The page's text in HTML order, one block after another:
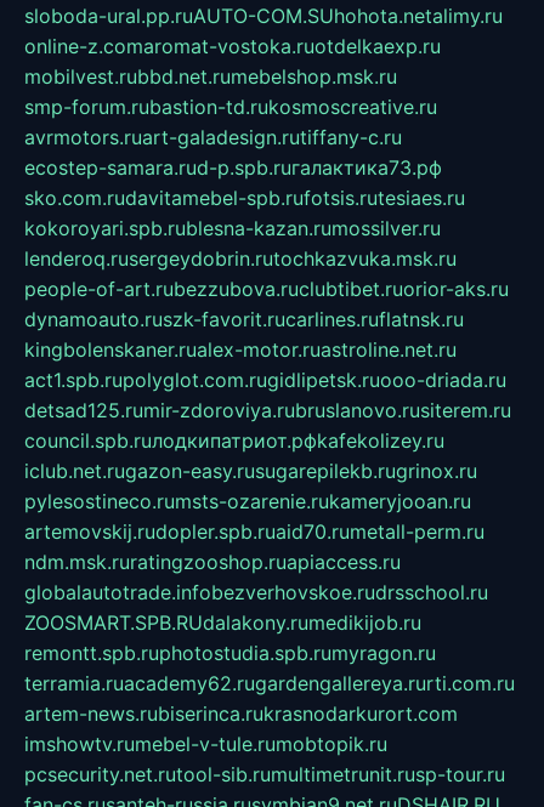
sloboda-ural.pp.ruAUTO-COM.SUhohota.netalimy.ru
online-z.comaromat-vostoka.ruotdelkaexp.ru
mobilvest.rubbd.net.rumebelshop.msk.ru
smp-forum.rubastion-td.rukosmoscreative.ru
avrmotors.ruart-galadesign.rutiffany-c.ru
ecostep-samara.rud-p.spb.ruгалактика73.рф
sko.com.rudavitamebel-spb.rufotsis.rutesiaes.ru
kokoroyari.spb.rublesna-kazan.rumossilver.ru
lenderoq.rusergeydobrin.rutochkazvuka.msk.ru
people-of-art.rubezzubova.ruclubtibet.ruorior-aks.ru
dynamoauto.ruszk-favorit.rucarlines.ruflatnsk.ru
kingbolenskaner.rualex-motor.ruastroline.net.ru
act1.spb.rupolyglot.com.rugidlipetsk.ruooo-driada.ru
detsad125.rumir-zdoroviya.rubruslanovo.rusiterem.ru
council.spb.ruлодкипатриот.рфkafekolizey.ru
iclub.net.rugazon-easy.rusugarepilekb.rugrinox.ru
pylesostineco.rumsts-ozarenie.rukameryjooan.ru
artemovskij.rudopler.spb.ruaid70.rumetall-perm.ru
ndm.msk.ruratingzooshop.ruapiaccess.ru
globalautotrade.infobezverhovskoe.rudrsschool.ru
ZOOSMART.SPB.RUdalakony.rumedikijob.ru
remontt.spb.ruphotostudia.spb.rumyragon.ru
terramia.ruacademy62.rugardengallereya.rurti.com.ru
artem-news.rubiserinca.rukrasnodarkurort.com
imshowtv.rumebel-v-tule.rumobtopik.ru
pcsecurity.net.rutool-sib.rumultimetrunit.rusp-tour.ru